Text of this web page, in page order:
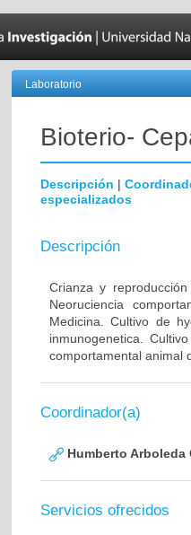
Laboratorio
Bioterio-
Descripción |
especializados
Descripción
Crianza y
Neoruciencia
Medicina. Cultivo de
inmunogenetica.
comportamental animal
Coordinador(a)
Humberto Arboleda
Servicios ofrecidos